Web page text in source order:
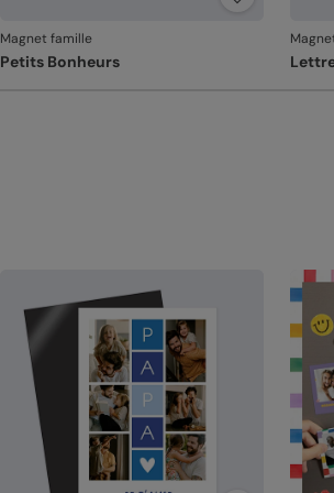
En
que
Magnet famille
Petits Bonheurs